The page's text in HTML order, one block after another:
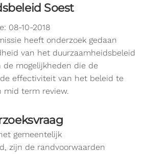
Soest
08-10-2018
heeft onderzoek gedaan
van het duurzaamheidsbeleid
mogelijkheden die de
effectiviteit van het beleid te
mid term review.
gemeentelijk
zijn de randvoorwaarden